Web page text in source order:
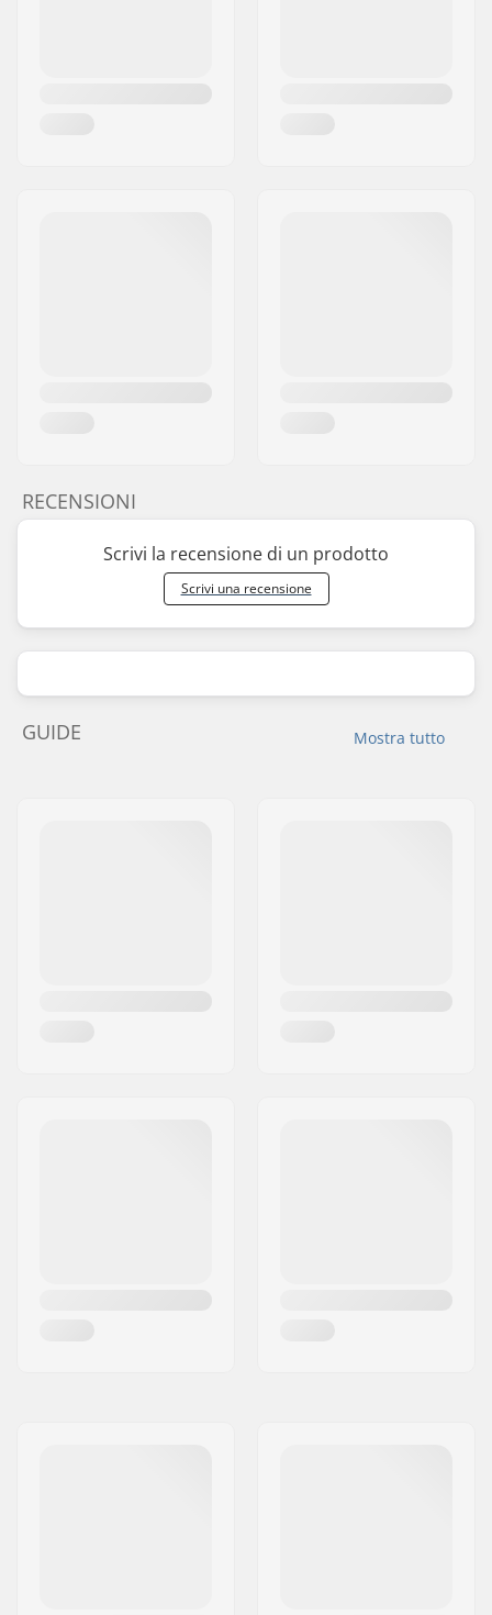
RECENSIONI
Scrivi la recensione di un prodotto
Scrivi una recensione
Mostra tutto
GUIDE